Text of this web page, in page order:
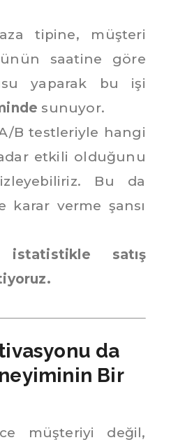
tipine, müşteri
saatine göre
yaparak bu işi
sunuyor.
B testleriyle hangi
etkili olduğunu
Bu da
karar verme şansı
satış
da
Bir
müşteriyi değil,